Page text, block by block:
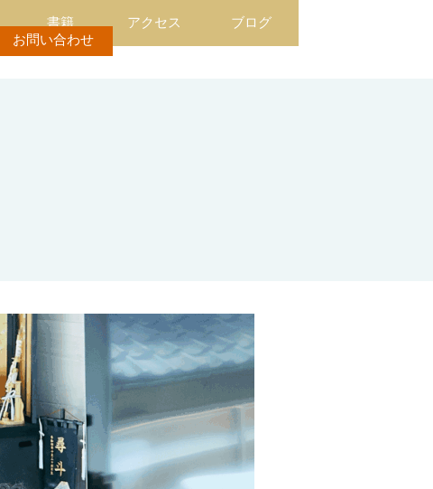
書籍 アクセス ブログ
お問い合わせ